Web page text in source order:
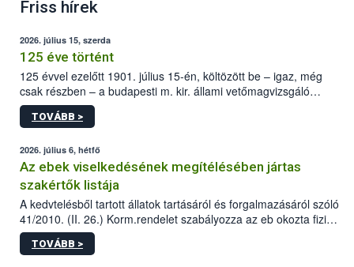
Friss hírek
2026. július 15, szerda
125 éve történt
125 évvel ezelőtt 1901. július 15-én, költözött be – igaz, még
csak részben – a budapesti m. kir. állami vetőmagvizsgáló
állomás a Kis Rókus utca 15. szám alatti, Czigler Győző által
tervezett új épületébe.
TOVÁBB >
2026. július 6, hétfő
Az ebek viselkedésének megítélésében jártas
szakértők listája
A kedvtelésből tartott állatok tartásáról és forgalmazásáról szóló
41/2010. (II. 26.) Korm.rendelet szabályozza az eb okozta fizikai
sérülés, illetve ennek veszélye keletkezésekor felmerülő
hatósági feladatokat, valamint a veszélyes eb tartását és annak
TOVÁBB >